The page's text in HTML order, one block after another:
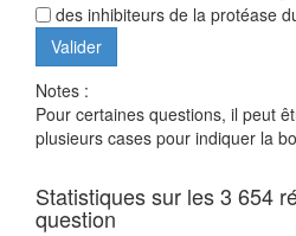
des inhibiteurs de la protéase
Notes :
Pour certaines questions, il peut
plusieurs cases pour indiquer la
Statistiques sur les 3 654
question